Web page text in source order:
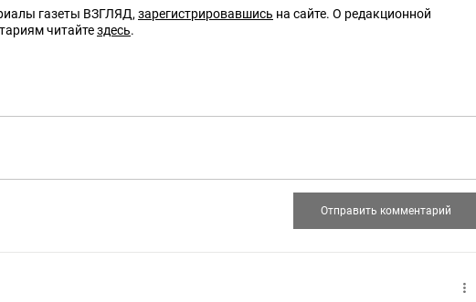
газеты ВЗГЛЯД, зарегистрировавшись на сайте. О редакционной
читайтездесь.